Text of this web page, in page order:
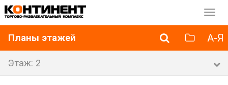
Планы этажей А-Я
Этаж: 2